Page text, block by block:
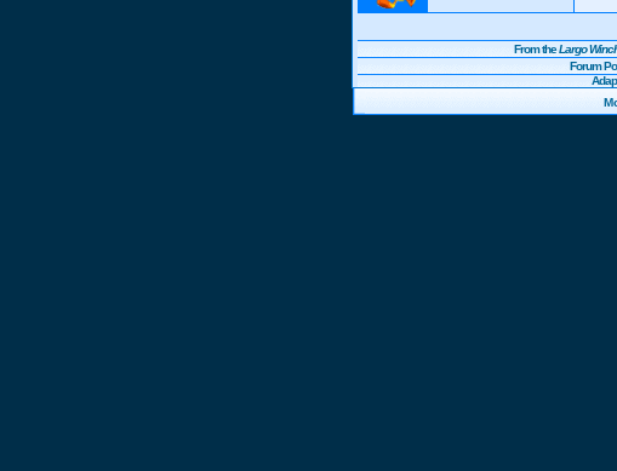
From theLargo
Forum